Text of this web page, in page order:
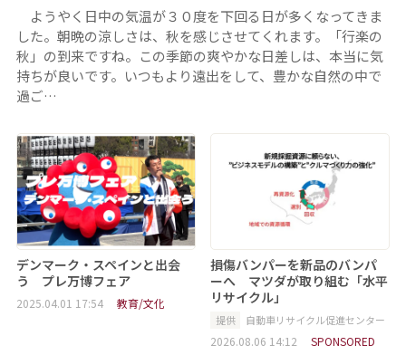
ようやく日中の気温が３０度を下回る日が多くなってきま
した。朝晩の涼しさは、秋を感じさせてくれます。「行楽の
秋」の到来ですね。この季節の爽やかな日差しは、本当に気
持ちが良いです。いつもより遠出をして、豊かな自然の中で
過ご…
デンマーク・スペインと出会
う プレ万博フェア
2025.04.01 17:54 教育/文化
損傷バンパーを新品のバンパ
ーへ マツダが取り組む「水平
リサイクル」
提供 自動車リサイクル促進センター
2026.08.06 14:12 SPONSORED